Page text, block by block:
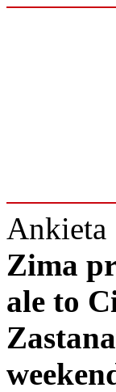
Ankieta
Zima
ale to